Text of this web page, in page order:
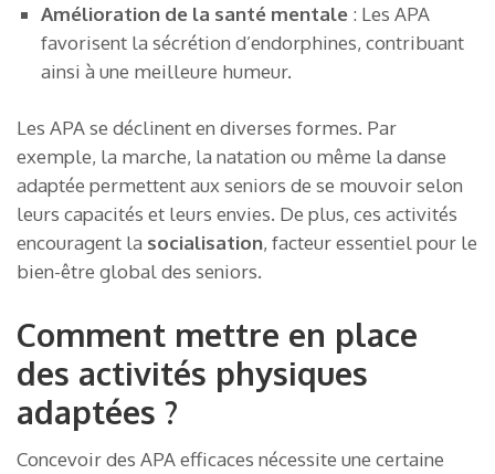
Amélioration de la santé mentale : Les APA
favorisent la sécrétion d’endorphines, contribuant
ainsi à une meilleure humeur.
Les APA se déclinent en diverses formes. Par
exemple, la marche, la natation ou même la danse
adaptée permettent aux seniors de se mouvoir selon
leurs capacités et leurs envies. De plus, ces activités
encouragent la socialisation, facteur essentiel pour le
bien-être global des seniors.
Comment mettre en place
des activités physiques
adaptées ?
Concevoir des APA efficaces nécessite une certaine